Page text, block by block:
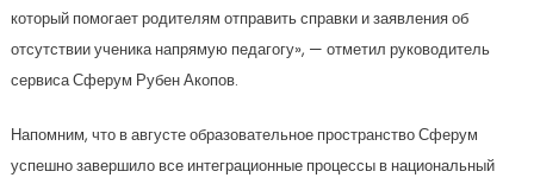
который помогает родителям отправить справки и заявления об
отсутствии ученика напрямую педагогу», — отметил руководитель
сервиса Сферум Рубен Акопов.
Напомним, что в августе образовательное пространство Сферум
успешно завершило все интеграционные процессы в национальный